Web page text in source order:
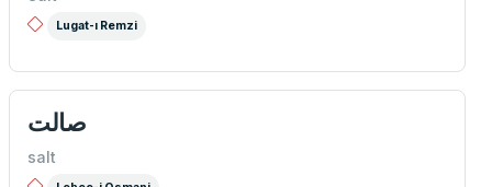
Lugat-ı Remzi
صالت
salt